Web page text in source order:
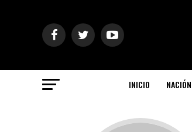
INICIO NACIÓN